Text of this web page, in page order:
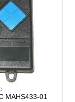
MAHS433-01